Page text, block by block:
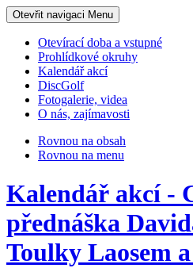
Otevřit navigaci Menu
Otevírací doba a vstupné
Prohlídkové okruhy
Kalendář akcí
DiscGolf
Fotogalerie, videa
O nás, zajímavosti
Rovnou na obsah
Rovnou na menu
Kalendář akcí -
přednáška
Toulky Laosem